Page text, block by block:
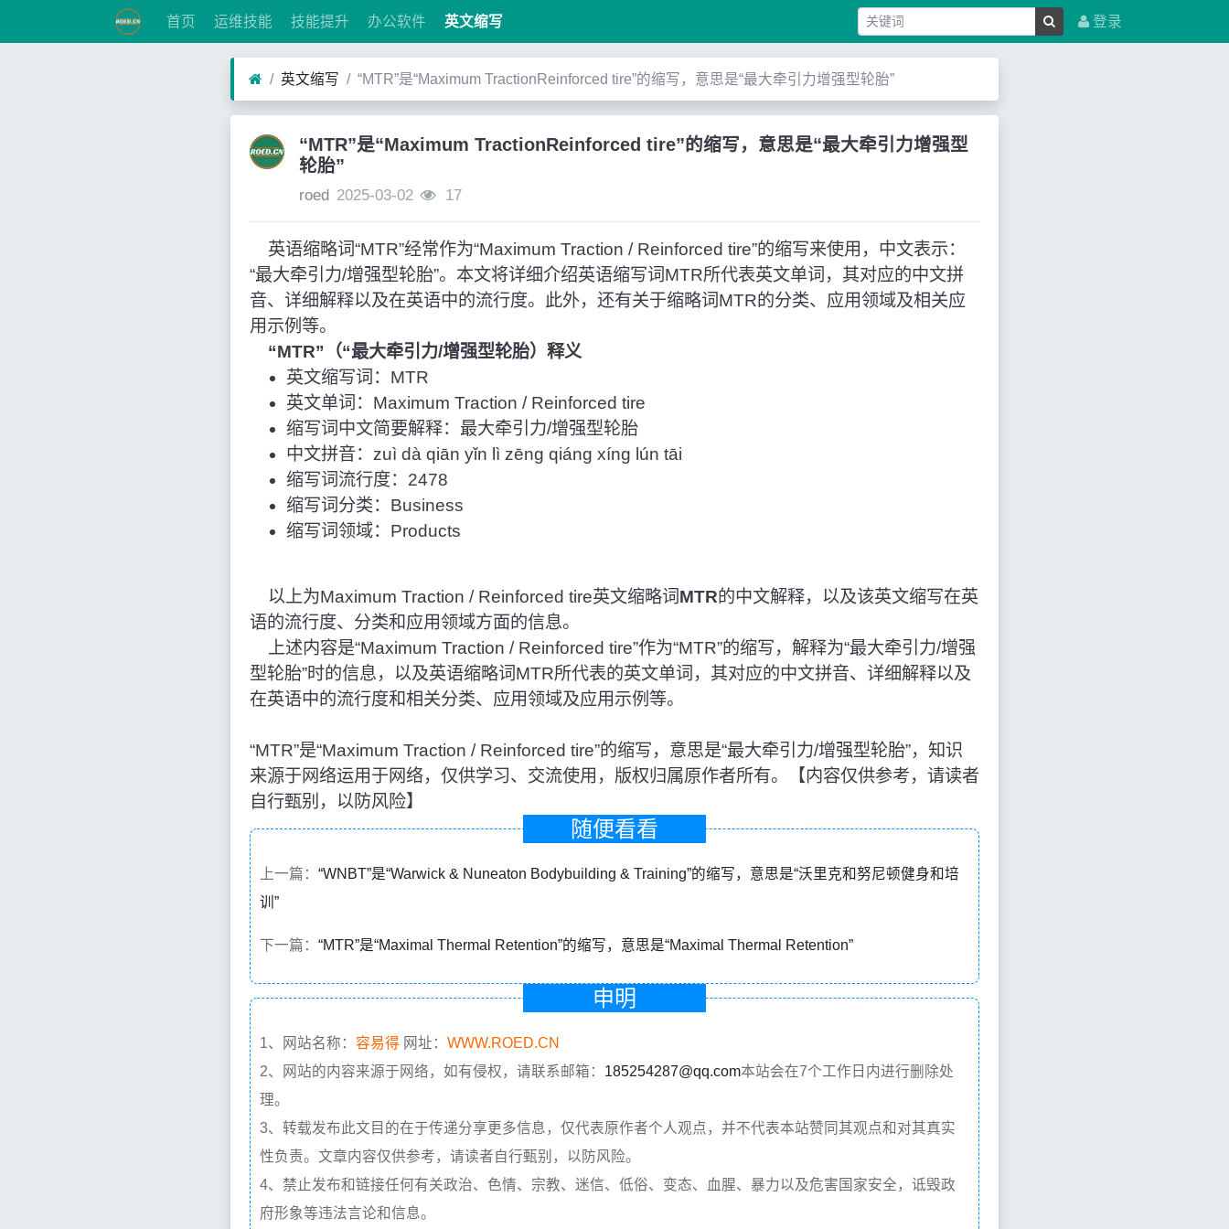
首页 运维技能 技能提升 办公软件 英文缩写 登录
英文缩写 “MTR”是“Maximum TractionReinforced tire”的缩写，意思是“最大牵引力增强型轮胎”
“MTR”是“Maximum TractionReinforced tire”的缩写，意思是“最大牵引力增强型
轮胎”
roed 2025-03-02 17
英语缩略词“MTR”经常作为“Maximum Traction / Reinforced tire”的缩写来使用，中文表示：
“最大牵引力/增强型轮胎”。本文将详细介绍英语缩写词MTR所代表英文单词，其对应的中文拼
音、详细解释以及在英语中的流行度。此外，还有关于缩略词MTR的分类、应用领域及相关应
用示例等。
“MTR”（“最大牵引力/增强型轮胎）释义
英文缩写词：MTR
英文单词：Maximum Traction / Reinforced tire
缩写词中文简要解释：最大牵引力/增强型轮胎
中文拼音：zuì dà qiān yǐn lì zēng qiáng xíng lún tāi
缩写词流行度：2478
缩写词分类：Business
缩写词领域：Products
以上为Maximum Traction / Reinforced tire英文缩略词 MTR的中文解释，以及该英文缩写在英
语的流行度、分类和应用领域方面的信息。
上述内容是“Maximum Traction / Reinforced tire”作为“MTR”的缩写，解释为“最大牵引力/增强
型轮胎”时的信息，以及英语缩略词MTR所代表的英文单词，其对应的中文拼音、详细解释以及
在英语中的流行度和相关分类、应用领域及应用示例等。
“MTR”是“Maximum Traction / Reinforced tire”的缩写，意思是“最大牵引力/增强型轮胎”，知识
来源于网络运用于网络，仅供学习、交流使用，版权归属原作者所有。【内容仅供参考，请读者
自行甄别，以防风险】
随便看看
上一篇： “WNBT”是“Warwick & Nuneaton Bodybuilding & Training”的缩写，意思是“沃里克和努尼顿健身和培
训”
下一篇： “MTR”是“Maximal Thermal Retention”的缩写，意思是“Maximal Thermal Retention”
申明
1、网站名称： 容易得 网址： WWW.ROED.CN
2、网站的内容来源于网络，如有侵权，请联系邮箱： 185254287@qq.com本站会在7个工作日内进行删除处
理。
3、转载发布此文目的在于传递分享更多信息，仅代表原作者个人观点，并不代表本站赞同其观点和对其真实
性负责。文章内容仅供参考，请读者自行甄别，以防风险。
4、禁止发布和链接任何有关政治、色情、宗教、迷信、低俗、变态、血腥、暴力以及危害国家安全，诋毁政
府形象等违法言论和信息。